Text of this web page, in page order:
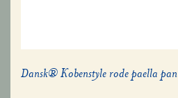
Dansk® Kobenstyle rode paella pan